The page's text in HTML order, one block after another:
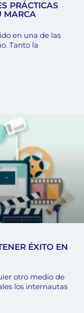
PRÁCTICAS
MARCA
en una de las
Tanto la
ÉXITO EN
otro medio de
los internautas